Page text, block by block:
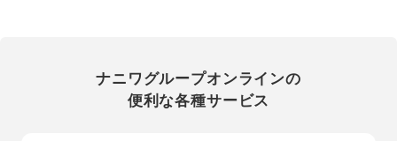
ナニワグループオンラインの
便利な各種サービス